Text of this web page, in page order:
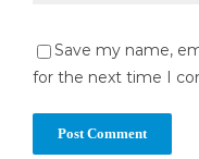
Save my name,
for the next time I